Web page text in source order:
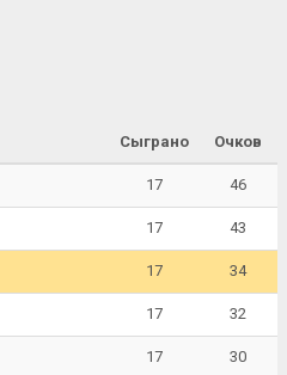
Сыграно Очков
17 46
17 43
17 34
17 32
17 30